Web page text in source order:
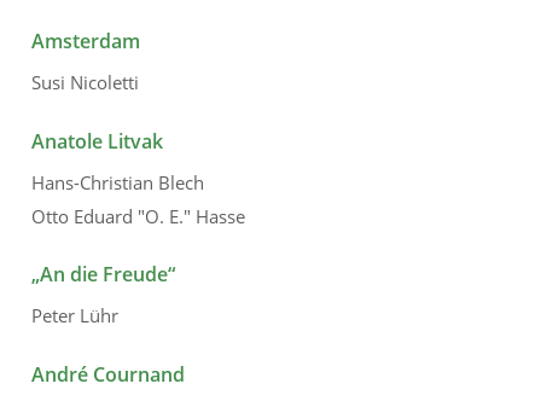
Amsterdam
Susi Nicoletti
Anatole Litvak
Hans-Christian Blech
Otto Eduard "O. E." Hasse
„An die Freude“
Peter Lühr
André Cournand